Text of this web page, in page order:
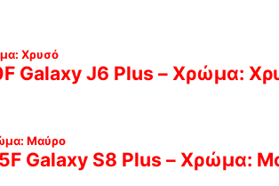
Galaxy J6 Plus – Χρώμα:
Galaxy S8 Plus – Χρώμα: